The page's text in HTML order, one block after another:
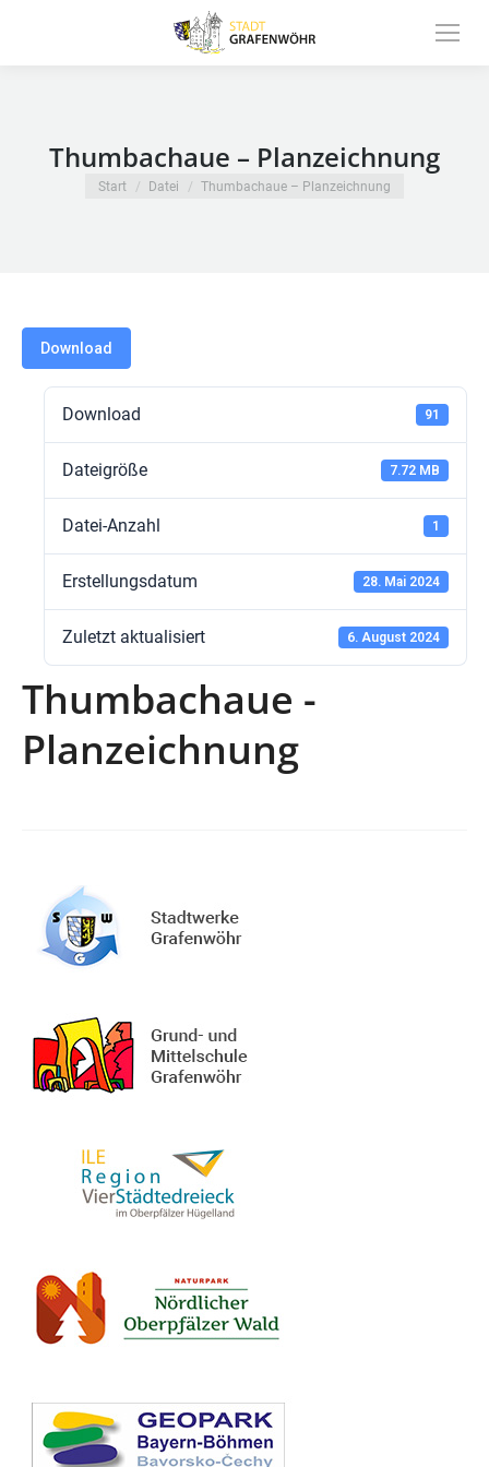
Thumbachaue – Planzeichnung
Sie befinden sich hier:
Start Datei Thumbachaue – Planzeichnung
Download
Download 91
Dateigröße 7.72 MB
Datei-Anzahl 1
Erstellungsdatum 28. Mai 2024
Zuletzt aktualisiert 6. August 2024
Thumbachaue -
Planzeichnung